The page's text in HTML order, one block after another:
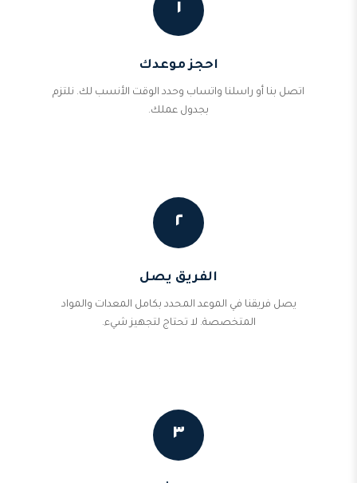
١
احجز موعدك
اتصل بنا أو راسلنا واتساب وحدد الوقت الأنسب لك. نلتزم
بجدول عملك.
٢
الفريق يصل
يصل فريقنا في الموعد المحدد بكامل المعدات والمواد
المتخصصة. لا تحتاج لتجهيز شيء.
٣